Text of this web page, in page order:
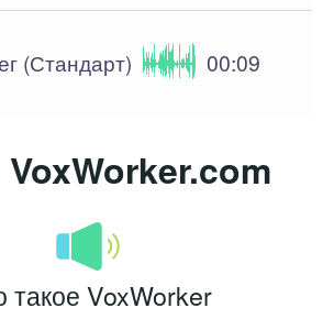
(Стандарт) 00:09
такое VoxWorker